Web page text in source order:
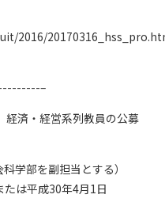
2016/
–
済・経営系列教員の公募
学部を副担当とする）
は平成30年4月1日